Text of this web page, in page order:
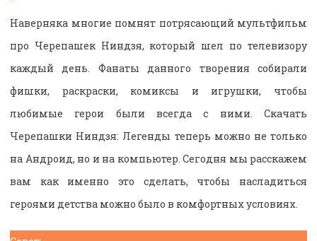
Наверняка многие помнят потрясающий мультфильм
про Черепашек Ниндзя, который шел по телевизору
каждый день. Фанаты данного творения собирали
фишки, раскраски, комиксы и игрушки, чтобы
любимые герои были всегда с ними. Скачать
Черепашки Ниндзя: Легенды теперь можно не только
на Андроид, но и на компьютер. Сегодня мы расскажем
вам как именно это сделать, чтобы насладиться
героями детства можно было в комфортных условиях.